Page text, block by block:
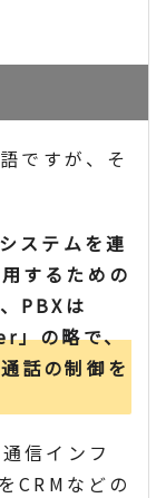
ですが、そ
ステムを連
するための
PBXは
の略で、
話の制御を
信インフ
CRMなどの